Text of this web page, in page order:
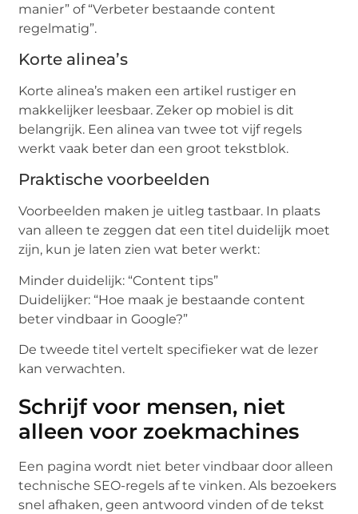
manier” of “Verbeter bestaande content
regelmatig”.
Korte alinea’s
Korte alinea’s maken een artikel rustiger en
makkelijker leesbaar. Zeker op mobiel is dit
belangrijk. Een alinea van twee tot vijf regels
werkt vaak beter dan een groot tekstblok.
Praktische voorbeelden
Voorbeelden maken je uitleg tastbaar. In plaats
van alleen te zeggen dat een titel duidelijk moet
zijn, kun je laten zien wat beter werkt:
Minder duidelijk: “Content tips”
Duidelijker: “Hoe maak je bestaande content
beter vindbaar in Google?”
De tweede titel vertelt specifieker wat de lezer
kan verwachten.
Schrijf voor mensen, niet
alleen voor zoekmachines
Een pagina wordt niet beter vindbaar door alleen
technische SEO-regels af te vinken. Als bezoekers
snel afhaken, geen antwoord vinden of de tekst